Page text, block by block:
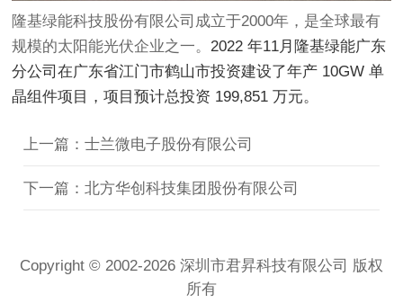
隆基绿能科技股份有限公司成立于2000年，是全球最有
规模的太阳能光伏企业之一。2022 年11月隆基绿能广东
分公司在广东省江门市鹤山市投资建设了年产 10GW 单
晶组件项目，项目预计总投资 199,851 万元。
上一篇：​士兰微电子股份有限公司
下一篇：北方华创科技集团股份有限公司
Copyright © 2002-2026 深圳市君昇科技有限公司 版权
所有